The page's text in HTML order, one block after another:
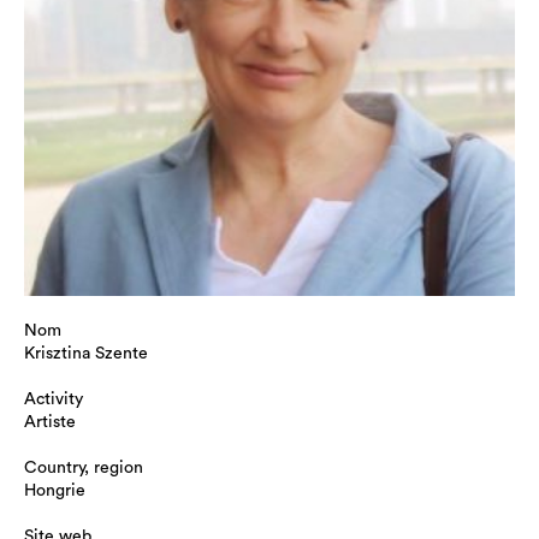
Nom
Krisztina Szente
Activity
Artiste
Country, region
Hongrie